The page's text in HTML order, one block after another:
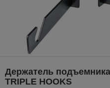
Держатель
TRIPLE HOOKS